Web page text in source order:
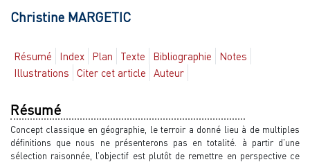
Christine MARGETIC
Résumé Index Plan Texte Bibliographie
Notes
Illustrations
Citer cet article Auteur
Résumé
Concept classique en géographie, le terroir a donné lieu à de multiples
définitions que nous ne présenterons pas en totalité. à partir d’une
sélection raisonnée, l’objectif est plutôt de remettre en perspective ce